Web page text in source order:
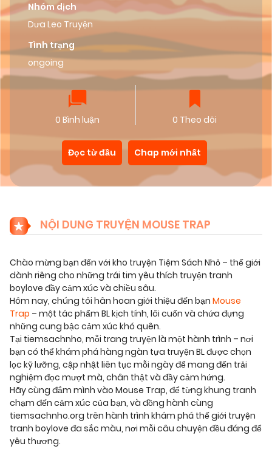
Nhóm dịch
Dưa Leo Truyện
Tình trạng
ongoing
0 Bình luận 0 Theo dõi
Đọc từ đầu Chap mới nhất
NỘI DUNG TRUYỆN MOUSE TRAP
Chào mừng bạn đến với kho truyện Tiệm Sách Nhỏ – thế giới
dành riêng cho những trái tim yêu thích truyện tranh
boylove đầy cảm xúc và chiều sâu.
Hôm nay, chúng tôi hân hoan giới thiệu đến bạn Mouse
Trap – một tác phẩm BL kịch tính, lôi cuốn và chứa đựng
những cung bậc cảm xúc khó quên.
Tại tiemsachnho, mỗi trang truyện là một hành trình – nơi
bạn có thể khám phá hàng ngàn tựa truyện BL được chọn
lọc kỹ lưỡng, cập nhật liên tục mỗi ngày để mang đến trải
nghiệm đọc mượt mà, chân thật và đầy cảm hứng.
Hãy cùng đắm mình vào Mouse Trap, để từng khung tranh
chạm đến cảm xúc của bạn, và đồng hành cùng
tiemsachnho.org trên hành trình khám phá thế giới truyện
tranh boylove đa sắc màu, nơi mỗi câu chuyện đều đáng để
yêu thương.